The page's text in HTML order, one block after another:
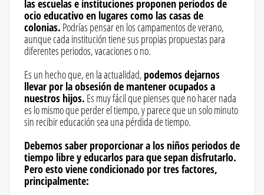
las escuelas e instituciones proponen periodos de
ocio educativo en lugares como las casas de
colonias. Podrías pensar en los campamentos de verano,
aunque cada institución tiene sus propias propuestas para
diferentes periodos, vacaciones o no.
Es un hecho que, en la actualidad, podemos dejarnos
llevar por la obsesión de mantener ocupados a
nuestros hijos. Es muy fácil que pienses que no hacer nada
es lo mismo que perder el tiempo, y parece que un solo minuto
sin recibir educación sea una pérdida de tiempo.
Debemos saber proporcionar a los niños periodos de
tiempo libre y educarlos para que sepan disfrutarlo.
Pero esto viene condicionado por tres factores,
principalmente: